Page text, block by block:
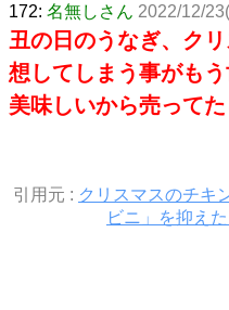
172: 名無しさん 2022/12/
丑の日のうなぎ、ク
想してしまう事がも
美味しいから売ってた
引用元 : クリスマスのチキ
ビニ」を抑え